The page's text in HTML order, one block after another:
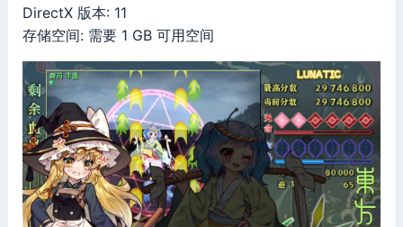
DirectX 版本: 11
存储空间: 需要 1 GB 可用空间